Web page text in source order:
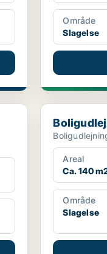
Område
Slagelse
Areal
Ca. 140
Område
Slagelse